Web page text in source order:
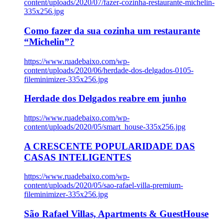
content/uploads/2020/07/fazer-cozinha-restaurante-michelin-
335x256.jpg
Como fazer da sua cozinha um restaurante
“Michelin”?
https://www.ruadebaixo.com/wp-
content/uploads/2020/06/herdade-dos-delgados-0105-
fileminimizer-335x256.jpg
Herdade dos Delgados reabre em junho
https://www.ruadebaixo.com/wp-
content/uploads/2020/05/smart_house-335x256.jpg
A CRESCENTE POPULARIDADE DAS
CASAS INTELIGENTES
https://www.ruadebaixo.com/wp-
content/uploads/2020/05/sao-rafael-villa-premium-
fileminimizer-335x256.jpg
São Rafael Villas, Apartments & GuestHouse